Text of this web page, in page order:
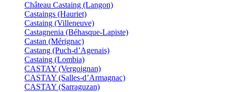
Château Castaing (Langon)
Castaings (Hauriet)
Castaing (Villeneuve)
Castagnenia (Béhasque-Lapiste)
Castan (Mérignac)
Castang (Puch-d’Agenais)
Castaing (Lombia)
CASTAY (Vergoignan)
CASTAY (Salles-d’Armagnac)
CASTAY (Sarraguzan)